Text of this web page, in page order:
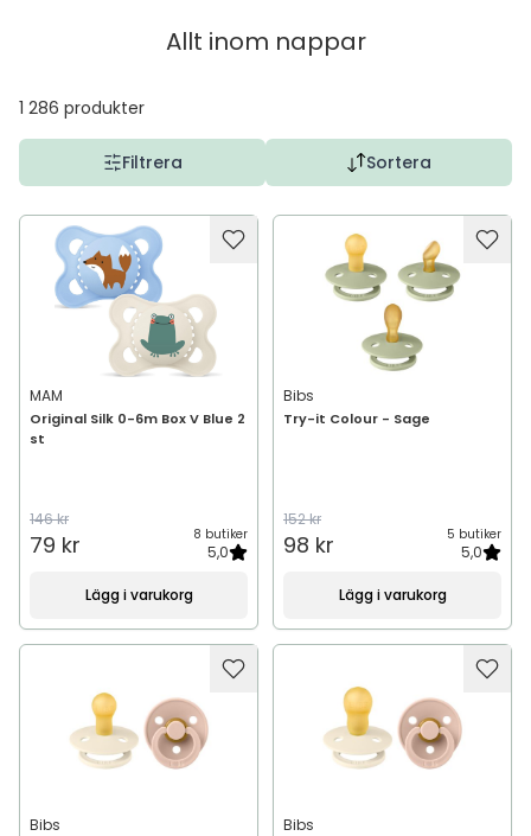
Allt inom nappar
1 286 produkter
Filtrera Sortera
MAM
Original Silk 0-6m Box V Blue 2
st
146 kr
79 kr 8 butiker
5,0
Lägg i varukorg
Bibs
Try-it Colour - Sage
152 kr
98 kr 5 butiker
5,0
Lägg i varukorg
Bibs Bibs